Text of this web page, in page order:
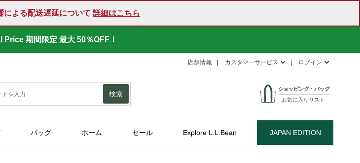
による配送遅延について 詳細はこちら
期間限定 最大 50％OFF！
SALE 好評開催中！
店舗情報 カスタマーサービス ログイン
検索
ショッピング・バッグ
お気に入りリスト
バッグ ホーム セール Explore L.L.Bean JAPAN EDITION